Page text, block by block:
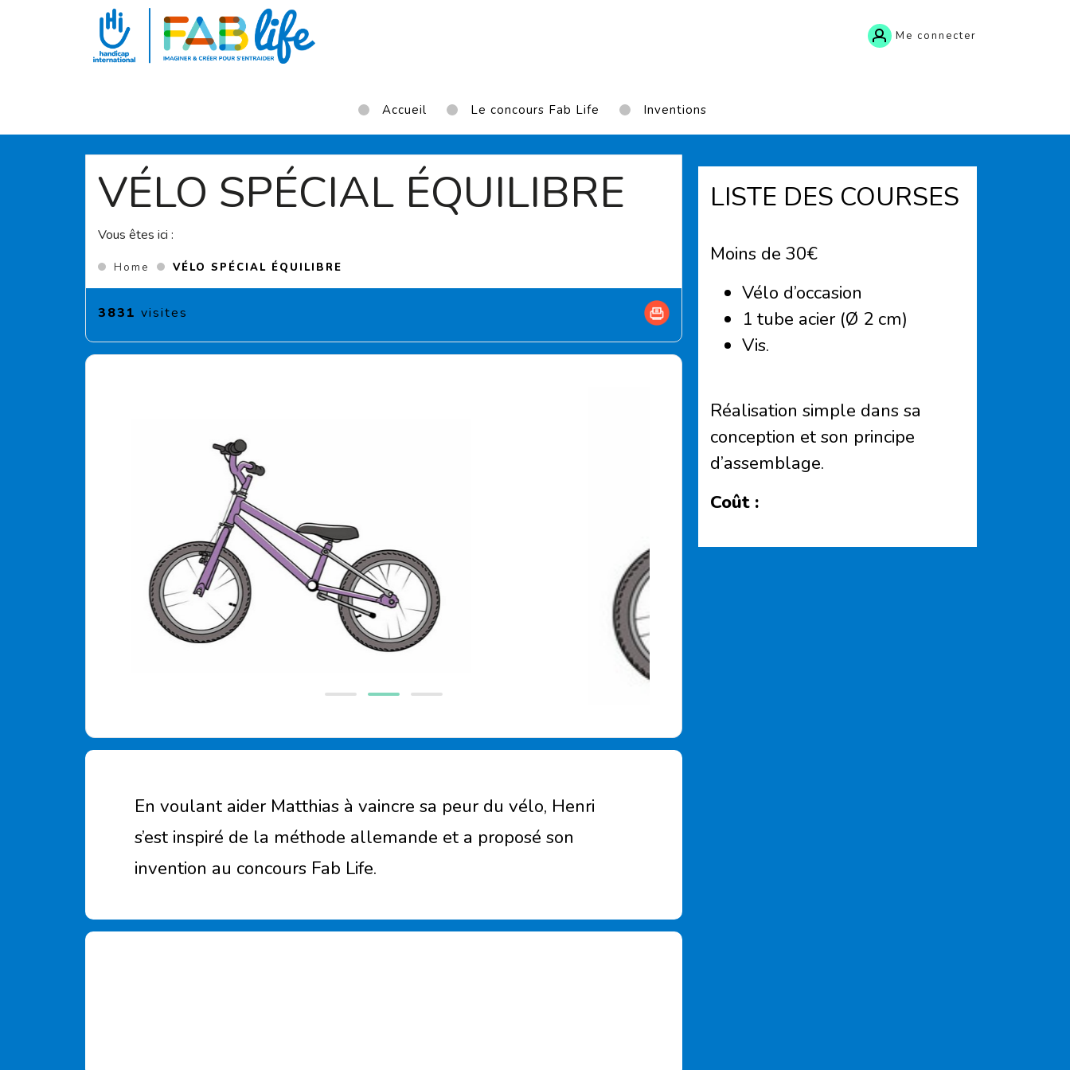
Aller au contenu principal
Me connecter
Accueil Le concours Fab Life Inventions
VÉLO SPÉCIAL ÉQUILIBRE
Vous êtes ici :
Home VÉLO SPÉCIAL ÉQUILIBRE
3831 visites
En voulant aider Matthias à vaincre sa peur du vélo, Henri
s’est inspiré de la méthode allemande et a proposé son
invention au concours Fab Life.
LISTE DES COURSES
Moins de 30€
Vélo d’occasion
1 tube acier (Ø 2 cm)
Vis.
Réalisation simple dans sa
conception et son principe
d’assemblage.
Coût :